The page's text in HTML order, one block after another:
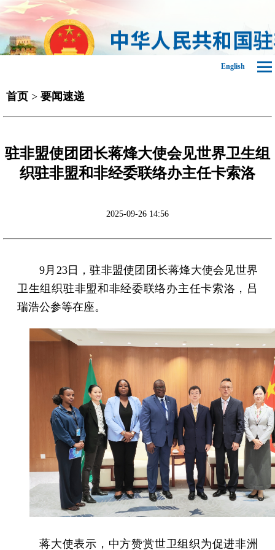
English
首页 > 要闻速递
驻非盟使团团长蒋烽大使会见世界卫生组
织驻非盟和非经委联络办主任卡索洛
2025-09-26 14:56
9月23日，驻非盟使团团长蒋烽大使会见世界
卫生组织驻非盟和非经委联络办主任卡索洛，吕
瑞浩公参等在座。
蒋大使表示，中方赞赏世卫组织为促进非洲